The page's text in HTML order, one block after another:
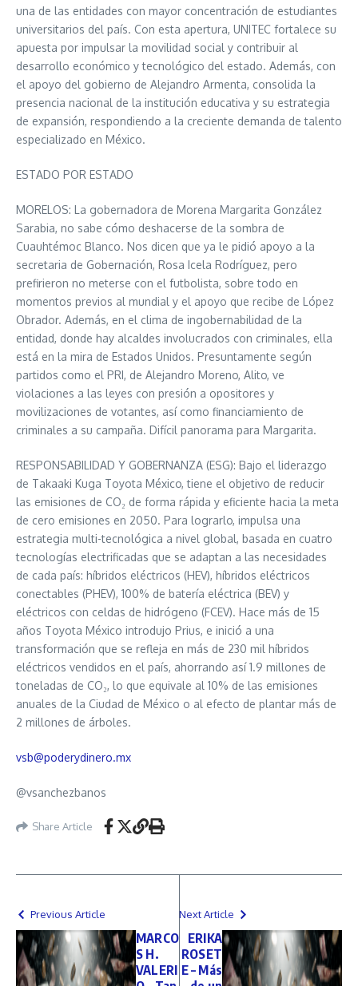
una de las entidades con mayor concentración de estudiantes
universitarios del país. Con esta apertura, UNITEC fortalece su
apuesta por impulsar la movilidad social y contribuir al
desarrollo económico y tecnológico del estado. Además, con
el apoyo del gobierno de Alejandro Armenta, consolida la
presencia nacional de la institución educativa y su estrategia
de expansión, respondiendo a la creciente demanda de talento
especializado en México.
ESTADO POR ESTADO
MORELOS: La gobernadora de Morena Margarita González
Sarabia, no sabe cómo deshacerse de la sombra de
Cuauhtémoc Blanco. Nos dicen que ya le pidió apoyo a la
secretaria de Gobernación, Rosa Icela Rodríguez, pero
prefirieron no meterse con el futbolista, sobre todo en
momentos previos al mundial y el apoyo que recibe de López
Obrador. Además, en el clima de ingobernabilidad de la
entidad, donde hay alcaldes involucrados con criminales, ella
está en la mira de Estados Unidos. Presuntamente según
partidos como el PRI, de Alejandro Moreno, Alito, ve
violaciones a las leyes con presión a opositores y
movilizaciones de votantes, así como financiamiento de
criminales a su campaña. Difícil panorama para Margarita.
RESPONSABILIDAD Y GOBERNANZA (ESG): Bajo el liderazgo
de Takaaki Kuga Toyota México, tiene el objetivo de reducir
las emisiones de CO₂ de forma rápida y eficiente hacia la meta
de cero emisiones en 2050. Para lograrlo, impulsa una
estrategia multi-tecnológica a nivel global, basada en cuatro
tecnologías electrificadas que se adaptan a las necesidades
de cada país: híbridos eléctricos (HEV), híbridos eléctricos
conectables (PHEV), 100% de batería eléctrica (BEV) y
eléctricos con celdas de hidrógeno (FCEV). Hace más de 15
años Toyota México introdujo Prius, e inició a una
transformación que se refleja en más de 230 mil híbridos
eléctricos vendidos en el país, ahorrando así 1.9 millones de
toneladas de CO₂, lo que equivale al 10% de las emisiones
anuales de la Ciudad de México o al efecto de plantar más de
2 millones de árboles.
vsb@poderydinero.mx
@vsanchezbanos
Share Article
Previous Article
MARCO
S H.
VALERI
Next Article
ERIKA
ROSET
E – Más